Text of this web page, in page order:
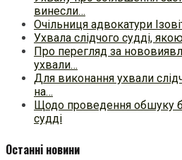
винесли…
Очільниця адвокатури
Ухвала слідчого судді,
Про перегляд за
ухвали…
Для виконання ухвали
на…
Щодо проведення обшуку
судді
Останні новини